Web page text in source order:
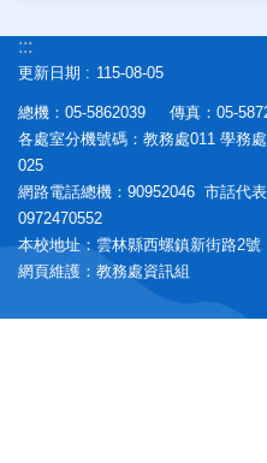
校
園
計
畫
成
果
宣
導
專
區
:::
更新日期 115-08-05
總機：05-5862039 傳真：05-
各處室分機號碼：教務處011 學務
025
網路電話總機：90952046 市話代
0972470552
本校地址：雲林縣西螺鎮新街路2號
網頁維護：教務處資訊組